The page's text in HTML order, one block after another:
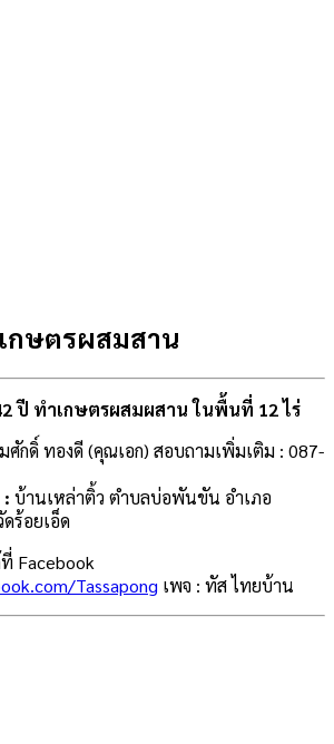
เกษตรผสมสาน
ปี ทำเกษตรผสมผสาน ในพื้นที่ 12 ไร่
กดิ์ ทองดี (คุณเอก) สอบถามเพิ่มเติม : 087-
บ้านเหล่าติ้ว ตำบลบ่อพันขัน อำเภอ
ร้อยเอ็ด
Facebook
Tassapong​​​​​​ เพจ : ทัส ไทยบ้าน